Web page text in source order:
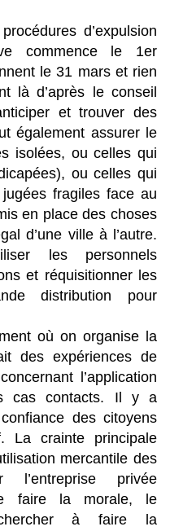
d’expulsion
commence le 1er
le 31 mars et rien
là d’après le conseil
et trouver des
également assurer le
isolées, ou celles qui
ou celles qui
fragiles face au
en place des choses
d’une ville à l’autre.
les personnels
et réquisitionner les
distribution pour
où on organise la
des expériences de
l’application
cas contacts. Il y a
des citoyens
crainte principale
mercantile des
l’entreprise privée
faire la morale, le
chercher à faire la